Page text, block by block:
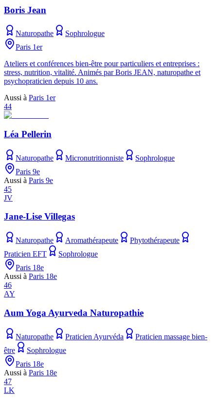
Boris Jean
Naturopathe
Sophrologue
Paris 1er
Ateliers et conférences bien-être pour particuliers et entreprises :
stress, nutrition, vitalité. Animés par Boris JEAN, naturopathe et
psychopraticien depuis 10 ans.
Aussi à Paris 1er
44
Léa Pellerin
Naturopathe Micronutritionniste
Sophrologue
Paris 9e
Aussi à Paris 9e
45
JV
Jane-Lise Villegas
Naturopathe Aromathérapeute
Phytothérapeute
Praticien EFT
Sophrologue
Paris 18e
Aussi à Paris 18e
46
AY
Aum Yoga Ayurveda Naturopathie
Naturopathe Praticien Ayurvéda
Praticien massage bien-
être
Sophrologue
Paris 18e
Aussi à Paris 18e
47
LK